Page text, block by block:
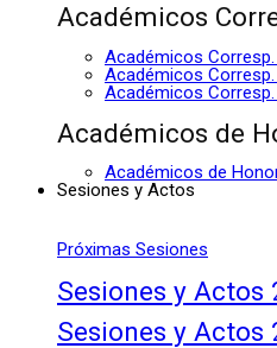
Académicos
Académicos
Académicos
Académicos
Académicos de
Académicos de
Sesiones y Actos
Próximas Sesiones
Sesiones y Actos
Sesiones y Actos